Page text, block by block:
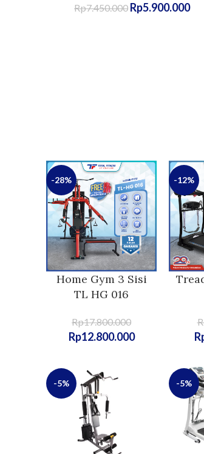
Rp7.450.000 Rp5.900.000
-28%
Home Gym 3 Sisi
TL HG 016
Rp17.800.000
Rp12.800.000
-12%
-5% -5%